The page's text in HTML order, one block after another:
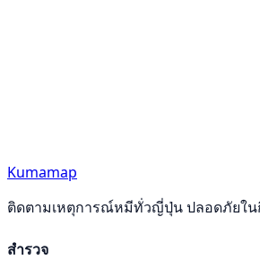
Kumamap
ติดตามเหตุการณ์หมีทั่วญี่ปุ่น ปลอดภัยใน
สำรวจ